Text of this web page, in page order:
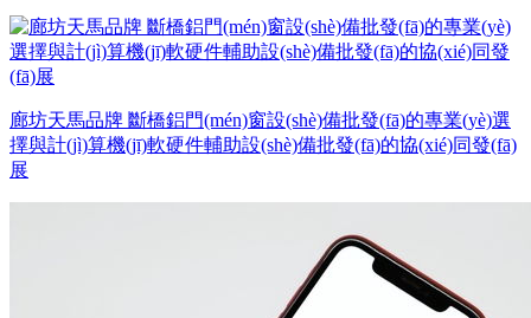
廊坊天馬品牌 斷橋鋁門(mén)窗設(shè)備批發(fā)的專業(yè)選
擇與計(jì)算機(jī)軟硬件輔助設(shè)備批發(fā)的協(xié)同發(fā)
展